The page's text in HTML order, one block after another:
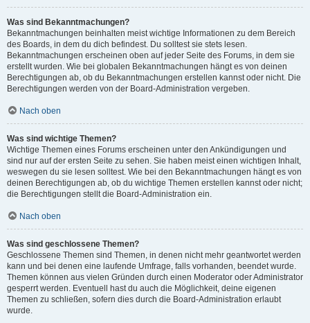
Was sind Bekanntmachungen?
Bekanntmachungen beinhalten meist wichtige Informationen zu dem Bereich
des Boards, in dem du dich befindest. Du solltest sie stets lesen.
Bekanntmachungen erscheinen oben auf jeder Seite des Forums, in dem sie
erstellt wurden. Wie bei globalen Bekanntmachungen hängt es von deinen
Berechtigungen ab, ob du Bekanntmachungen erstellen kannst oder nicht. Die
Berechtigungen werden von der Board-Administration vergeben.
Nach oben
Was sind wichtige Themen?
Wichtige Themen eines Forums erscheinen unter den Ankündigungen und
sind nur auf der ersten Seite zu sehen. Sie haben meist einen wichtigen Inhalt,
weswegen du sie lesen solltest. Wie bei den Bekanntmachungen hängt es von
deinen Berechtigungen ab, ob du wichtige Themen erstellen kannst oder nicht;
die Berechtigungen stellt die Board-Administration ein.
Nach oben
Was sind geschlossene Themen?
Geschlossene Themen sind Themen, in denen nicht mehr geantwortet werden
kann und bei denen eine laufende Umfrage, falls vorhanden, beendet wurde.
Themen können aus vielen Gründen durch einen Moderator oder Administrator
gesperrt werden. Eventuell hast du auch die Möglichkeit, deine eigenen
Themen zu schließen, sofern dies durch die Board-Administration erlaubt
wurde.